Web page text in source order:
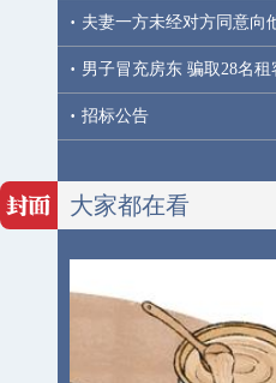
· 夫妻一方未经对方同意向
· 男子冒充房东 骗取28名租
· 招标公告
大家都在看